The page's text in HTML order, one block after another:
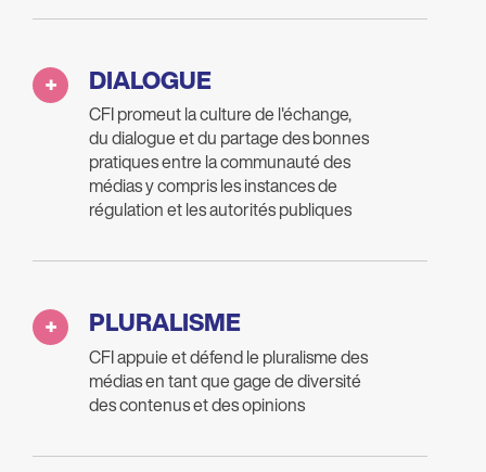
DIALOGUE
CFI promeut la culture de l'échange,
du dialogue et du partage des bonnes
pratiques entre la communauté des
médias y compris les instances de
régulation et les autorités publiques
PLURALISME
CFI appuie et défend le pluralisme des
médias en tant que gage de diversité
des contenus et des opinions